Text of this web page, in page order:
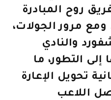
روح المبادرة
ومع مرور الجولات،
والنادي
إلى التطور، ما
تحويل الإعارة
اللاعب